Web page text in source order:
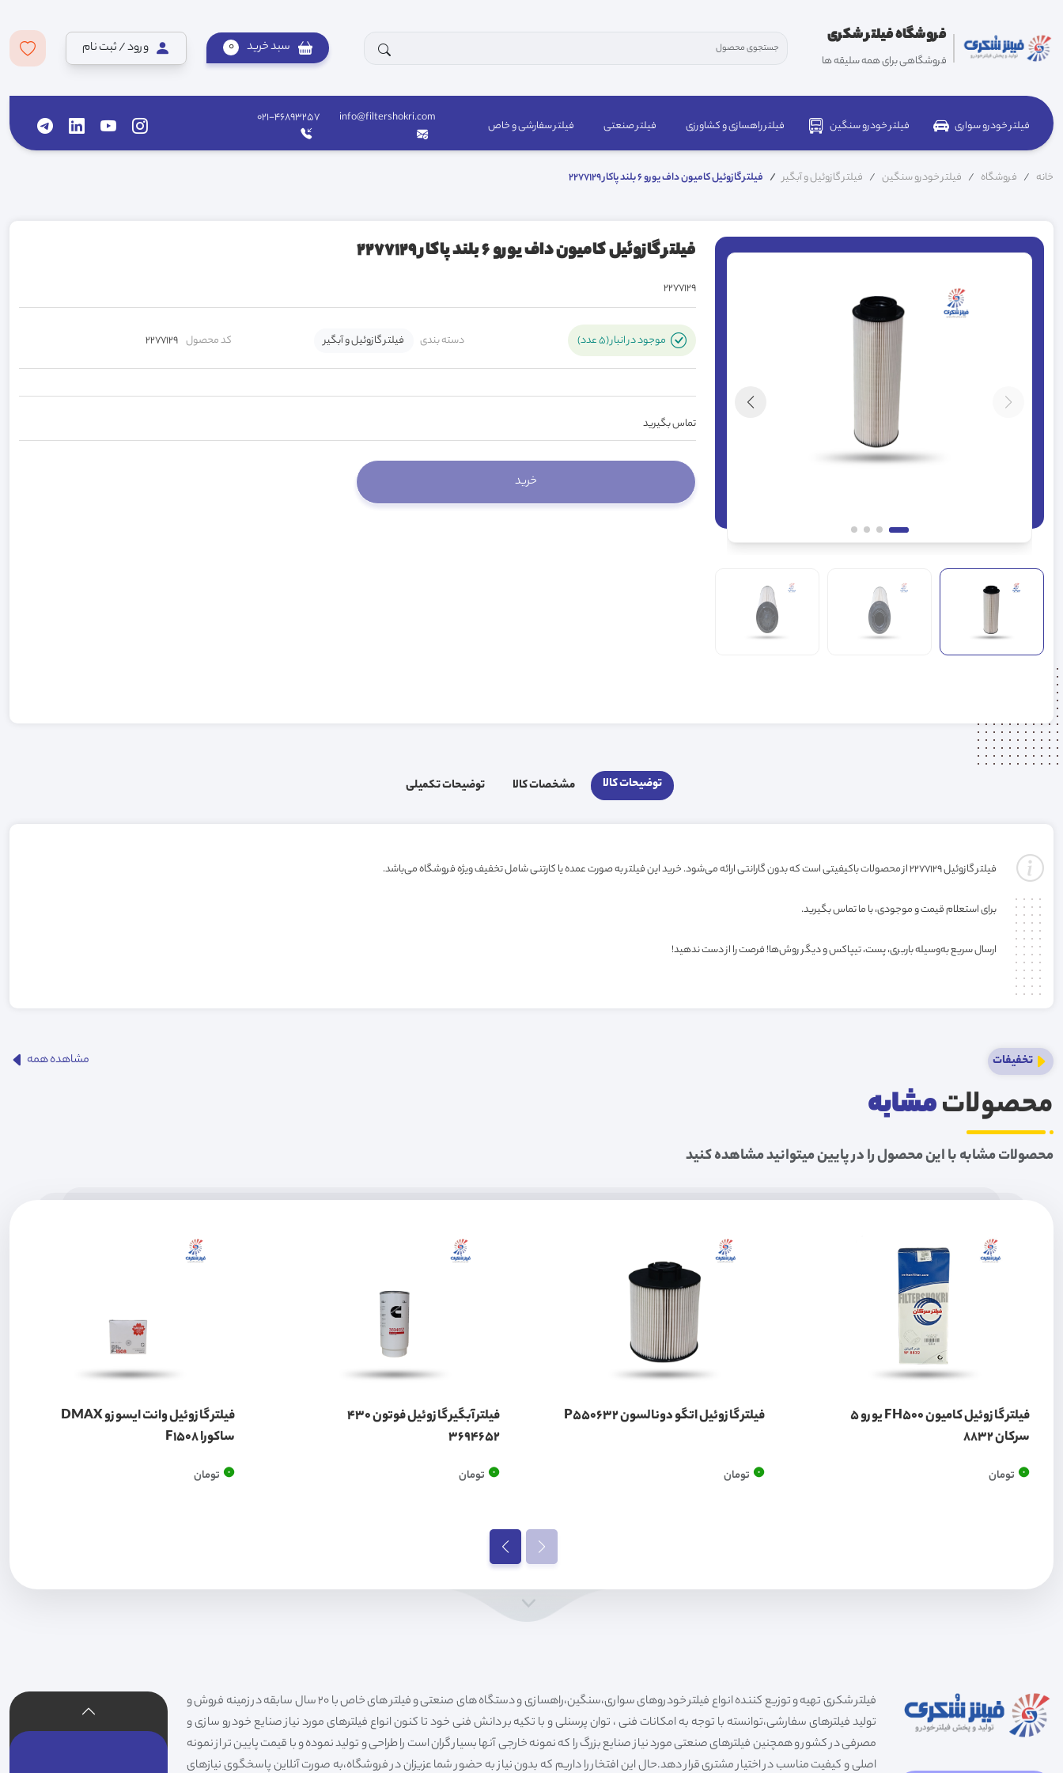
فروشگاه فیلتر شکری
فروشگاهی برای همه سلیقه ها
سبد خرید 0 ورود / ثبت نام
فیلتر خودرو سواری فیلتر خودرو سنگین فیلتر راهسازی و کشاورزی فیلتر صنعتی فیلتر سفارشی و خاص
info@filtershokri.com
021-46893257
خانه فروشگاه فیلتر خودرو سنگین فیلتر گازوئیل و آبگیر فيلتر گازوئيل کاميون داف يورو 6 بلند پاکار 2277129
فيلتر گازوئيل کاميون داف يورو 6 بلند پاکار 2277129
2277129
موجود در انبار (5 عدد) دسته بندی فیلتر گازوئیل و آبگیر کد محصول 2277129
تماس بگیرید
توضیحات کالا مشخصات کالا توضیحات تکمیلی
فیلتر گازوئیل 2277129 از محصولات باکیفیتی است که بدون گارانتی ارائه می‌شود. خرید این فیلتر به صورت عمده یا کارتنی شامل تخفیف ویژه فروشگاه می‌باشد.
برای استعلام قیمت و موجودی، با ما تماس بگیرید.
ارسال سریع به‌وسیله باربری، پست، تیپاکس و دیگر روش‌ها! فرصت را از دست ندهید!
تخفیفات
محصولاتمشابه
محصولات مشابه با این محصول را در پایین میتوانید مشاهده کنید
مشاهده همه
فیلتر گازوئیل کامیون FH500 یورو 5
سرکان 8832
0 تومان
فیلتر گازوئیل اتگو دونالسون P550632
0 تومان
فیلتر آبگیر گازوئیل فوتون 430
3694652
0 تومان
فیلتر گازوئیل وانت ایسوزو DMAX
ساکورا F1508
0 تومان
فیلتر شکری تهیه و توزیع کننده انواع فیلتر خودروهای سواری،سنگین،راهسازی و دستگاه های صنعتی و فیلتر های خاص با 20 سال سابقه در زمینه فروش و
تولید فیلترهای سفارشی،توانسته با توجه به امکانات فنی ، توان پرسنلی و با تکیه بر دانش فنی خود تا کنون انواع فیلترهای مورد نیاز صنایع خودرو سازی و
مصرفی در کشور و همچنین فیلترهای صنعتی مورد نیاز صنایع بزرگ را که نمونه خارجی آنها بسیار گران است را طراحی و تولید نموده و با قیمت پایین تر از نمونه
اصلی و کیفیت مناسب در اختیار مشتری قرار دهد.حال این افتخار را داریم که بدون نیاز به حضور شما عزیزان در فروشگاه،به صورت آنلاین پاسخگوی نیازهای